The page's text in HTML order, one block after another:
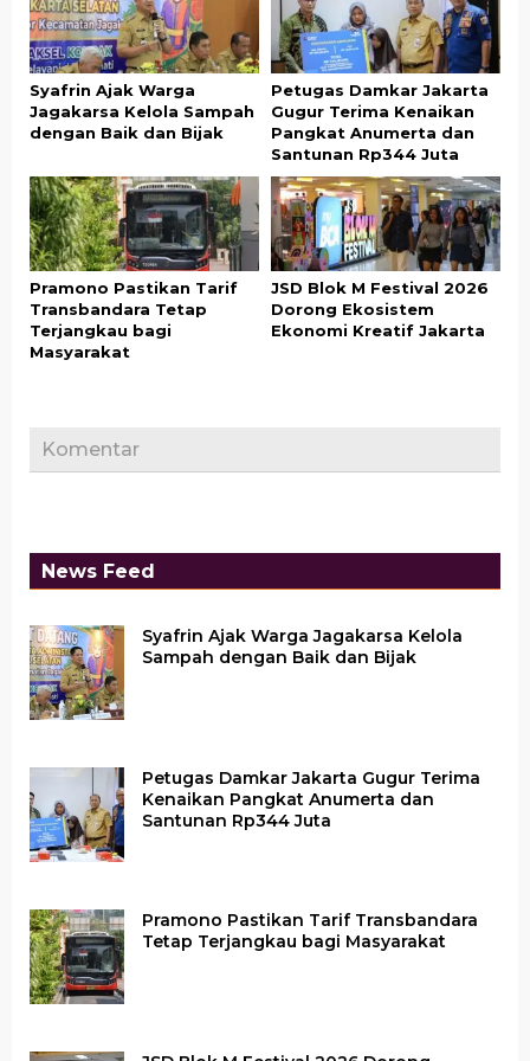
Syafrin Ajak Warga
Jagakarsa Kelola Sampah
dengan Baik dan Bijak
Petugas Damkar Jakarta
Gugur Terima Kenaikan
Pangkat Anumerta dan
Santunan Rp344 Juta
Pramono Pastikan Tarif
Transbandara Tetap
Terjangkau bagi
Masyarakat
JSD Blok M Festival 2026
Dorong Ekosistem
Ekonomi Kreatif Jakarta
Komentar
News Feed
Syafrin Ajak Warga Jagakarsa Kelola
Sampah dengan Baik dan Bijak
Petugas Damkar Jakarta Gugur Terima
Kenaikan Pangkat Anumerta dan
Santunan Rp344 Juta
Pramono Pastikan Tarif Transbandara
Tetap Terjangkau bagi Masyarakat